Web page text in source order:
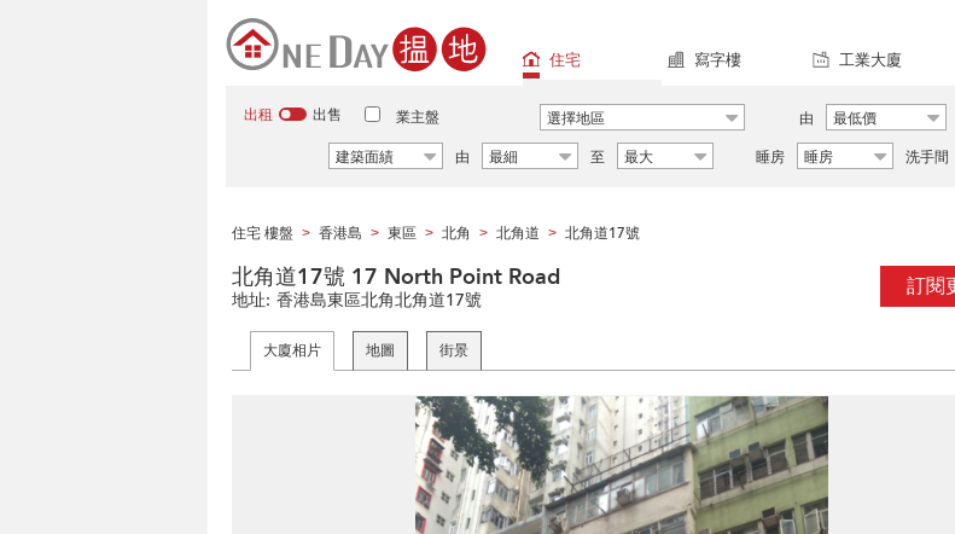
住宅 寫字樓 工業大廈
出租 出售 業主盤 選擇地區 由 最低價
建築面績
由 最細 至 最大 睡房 睡房 洗手間
住宅 樓盤 > 香港島 > 東區 > 北角 > 北角道 > 北角道17號
訂閱
北角道17號 17 North Point Road
地址: 香港島東區北角北角道17號
大廈相片 地圖 街景